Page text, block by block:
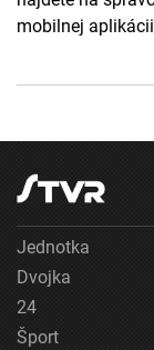
mobilnej
Jednotka
Dvojka
24
Šport